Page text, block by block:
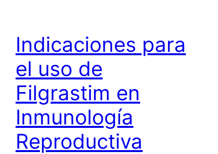
Indicaciones para
el uso de
Filgrastim en
Inmunología
Reproductiva